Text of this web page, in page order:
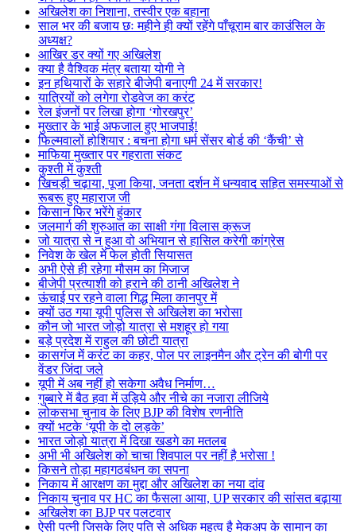
अखिलेश का निशाना, तस्वीर एक बहाना
साल भर की बजाय छः महीने ही क्यों रहेंगे पाँचूराम बार काउंसिल के
अध्यक्ष?
आखिर डर क्यों गए अखिलेश
क्या है वैश्विक मंत्र बताया योगी ने
इन हथियारों के सहारे बीजेपी बनाएगी 24 में सरकार!
यात्रियों को लगेगा रोडवेज का करंट
रेल इंजनों पर लिखा होगा ‘गोरखपुर’
मुख्तार के भाई अफजाल हुए भाजपाई!
फिल्मवालों होशियार : बचना होगा धर्म सेंसर बोर्ड की ‘कैंची’ से
माफिया मुख्तार पर गहराता संकट
कुश्ती में कुश्ती
खिचड़ी चढ़ाया, पूजा किया, जनता दर्शन में धन्यवाद सहित समस्याओं से
रूबरू हुए महाराज जी
किसान फिर भरेंगे हुंकार
जलमार्ग की शुरुआत का साक्षी गंगा विलास क्रूज
जो यात्रा से न हुआ वो अभियान से हासिल करेगी कांग्रेस
निवेश के खेल में फेल होती सियासत
अभी ऐसे ही रहेगा मौसम का मिजाज
बीजेपी प्रत्याशी को हराने की ठानी अखिलेश ने
ऊंचाई पर रहने वाला गिद्ध मिला कानपुर में
क्यों उठ गया यूपी पुलिस से अखिलेश का भरोसा
कौन जो भारत जोड़ो यात्रा से मशहूर हो गया
बड़े प्रदेश में राहुल की छोटी यात्रा
कासगंज में करंट का कहर, पोल पर लाइनमैन और ट्रेन की बोगी पर
वेंडर जिंदा जले
यूपी में अब नहीं हो सकेगा अवैध निर्माण…
गुब्बारे में बैठ हवा में उड़िये और नीचे का नजारा लीजिये
लोकसभा चुनाव के लिए BJP की विशेष रणनीति
क्यों भटके ‘यूपी के दो लड़के’
भारत जोड़ो यात्रा में दिखा खडगे का मतलब
अभी भी अखिलेश को चाचा शिवपाल पर नहीं है भरोसा !
किसने तोड़ा महागठबंधन का सपना
निकाय में आरक्षण का मुद्दा और अखिलेश का नया दांव
निकाय चुनाव पर HC का फैसला आया, UP सरकार की सांसत बढ़ाया
अखिलेश का BJP पर पलटवार
ऐसी पत्नी जिसके लिए पति से अधिक महत्व है मेकअप के सामान का